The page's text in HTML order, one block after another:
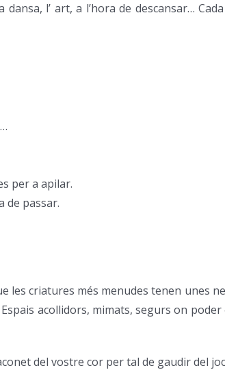
l’ art, a l’hora de descansar…
per a apilar.
de passar.
les criatures més menudes tenen unes
acollidors, mimats, segurs on
del vostre cor per tal de gaudir del